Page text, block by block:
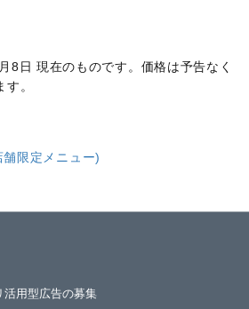
8日 現在のものです。価格は予告なく
。
限定メニュー)
活用型広告の募集